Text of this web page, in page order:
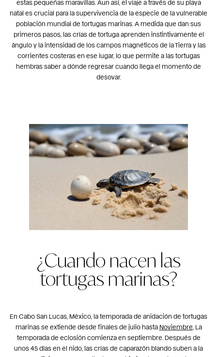
estas pequeñas maravillas. Aun así, el viaje a través de su playa
natal es crucial para la supervivencia de la especie de la vulnerable
población mundial de tortugas marinas. A medida que dan sus
primeros pasos, las crías de tortuga aprenden instintivamente el
ángulo y la intensidad de los campos magnéticos de la Tierra y las
corrientes costeras en ese lugar, lo que permite a las tortugas
hembras saber a dónde regresar cuando llega el momento de
desovar.
¿Cuando nacen las
tortugas marinas?
En Cabo San Lucas, México, la temporada de anidación de tortugas
marinas se extiende desde finales de julio hasta Noviembre,La
temporada de eclosión comienza en septiembre. Después de
unos 45 días en el nido, las crías de caparazón blando suben a la